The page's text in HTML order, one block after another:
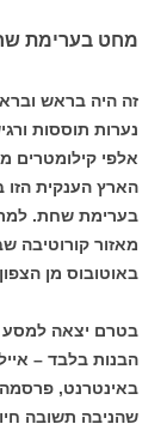
מחט בערימת
זה היה בראש
נערות תוססות
אלפי קילומטרים
הארץ הענקית הזו
בערימת שחת.
מאזור קורוטיבה
באוטובוס מן
בטרם יצאה למסע
הבנות בלבד –
באינטרנט, פרסמה
שהניבה תשובה